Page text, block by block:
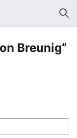
Breunig“